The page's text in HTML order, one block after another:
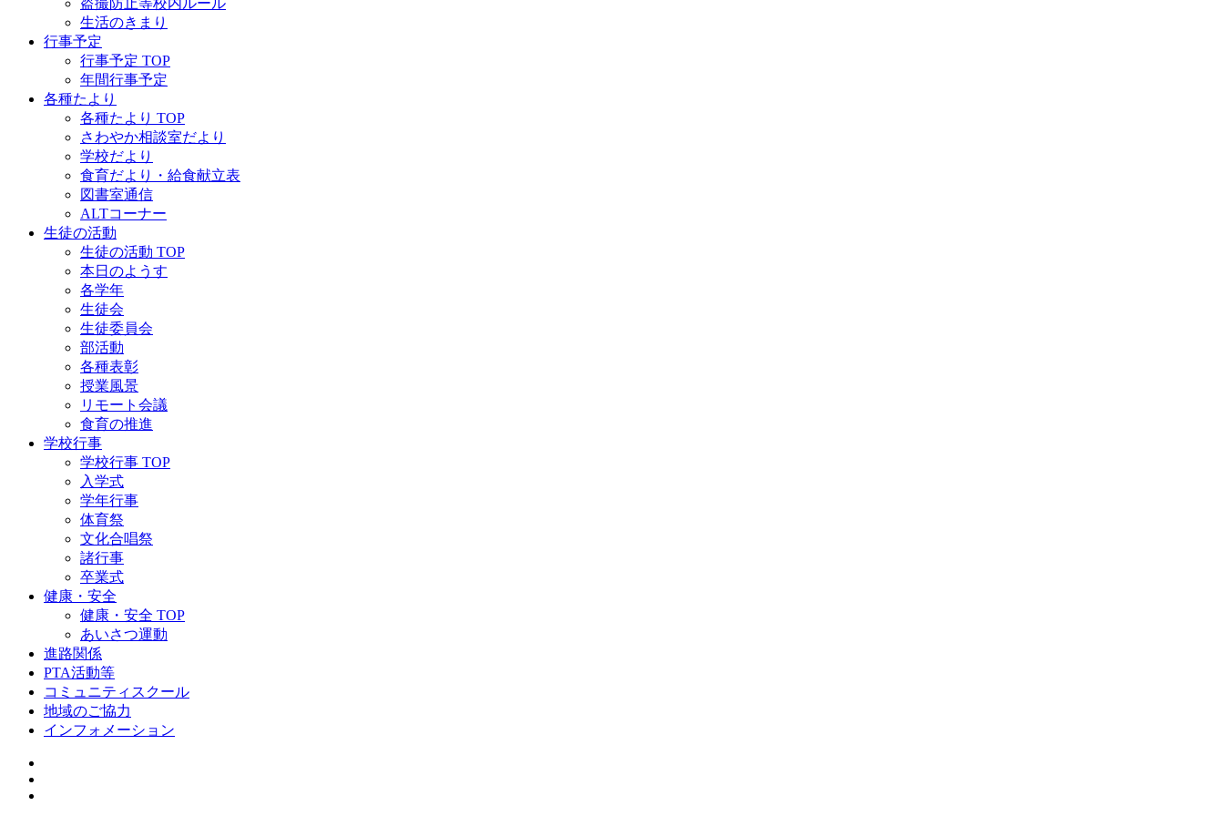
盗撮防止等校内ルール
生活のきまり
行事予定
行事予定 TOP
年間行事予定
各種たより
各種たより TOP
さわやか相談室だより
学校だより
食育だより・給食献立表
図書室通信
ALTコーナー
生徒の活動
生徒の活動 TOP
本日のようす
各学年
生徒会
生徒委員会
部活動
各種表彰
授業風景
リモート会議
食育の推進
学校行事
学校行事 TOP
入学式
学年行事
体育祭
文化合唱祭
諸行事
卒業式
健康・安全
健康・安全 TOP
あいさつ運動
進路関係
PTA活動等
コミュニティスクール
地域のご協力
インフォメーション